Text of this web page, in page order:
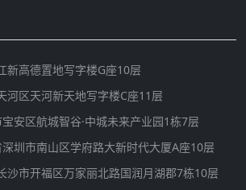
新高德置地写字楼G座10层
河区天河新天地写字楼C座11层
安区航城智谷·中城未来产业园1栋7层
圳市南山区学府路大新时代大厦A座10层
沙市开福区万家丽北路国润月湖郡7栋10层